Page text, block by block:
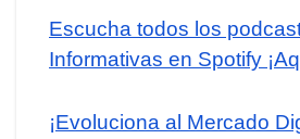
Escucha todos los
Informativas en Spotify
¡Evoluciona al Mercado